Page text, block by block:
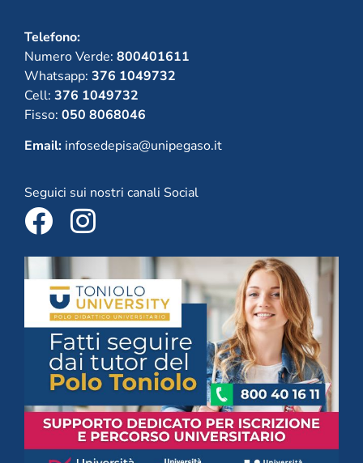
Telefono:
Numero Verde: 800401611
Whatsapp: 376 1049732
Cell: 376 1049732
Fisso: 050 8068046
Email: infosedepisa@unipegaso.it
Seguici sui nostri canali Social